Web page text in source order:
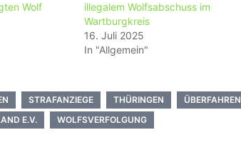
Wolf
illegalem Wolfsabschuss im
Wartburgkreis
16. Juli 2025
In "Allgemein"
STRAFANZIEGE THÜRINGEN
ÜBERFAHREN
E.V. WOLFSVERFOLGUNG